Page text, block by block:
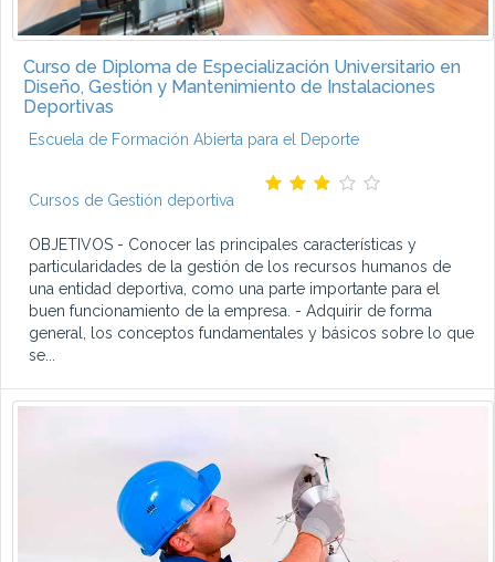
Curso de Diploma de Especialización Universitario en
Diseño, Gestión y Mantenimiento de Instalaciones
Deportivas
Escuela de Formación Abierta para el Deporte
Cursos de Gestión deportiva
OBJETIVOS - Conocer las principales características y
particularidades de la gestión de los recursos humanos de
una entidad deportiva, como una parte importante para el
buen funcionamiento de la empresa. - Adquirir de forma
general, los conceptos fundamentales y básicos sobre lo que
se...